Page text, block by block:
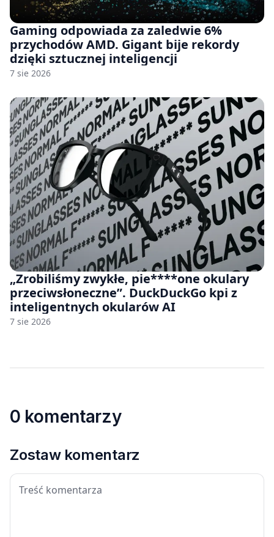
Gaming odpowiada za zaledwie 6%
przychodów AMD. Gigant bije rekordy
dzięki sztucznej inteligencji
7 sie 2026
„Zrobiliśmy zwykłe, pie****one okulary
przeciwsłoneczne”. DuckDuckGo kpi z
inteligentnych okularów AI
7 sie 2026
0 komentarzy
Zostaw komentarz